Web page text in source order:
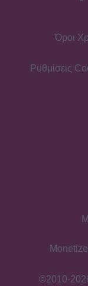
Όροι
Ρυθμίσεις
©2010-